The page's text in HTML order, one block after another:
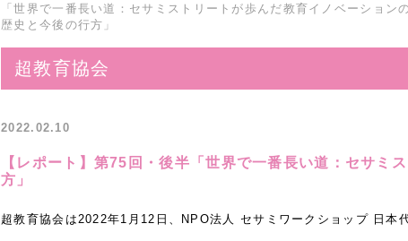
「世界で一番長い道：セサミストリートが歩んだ教育イノベーション
歴史と今後の行方」
超教育協会
2022.02.10
【レポート】第75回・後半「世界で一番長い道：セサミ
方」
超教育協会は2022年1月12日、NPO法人 セサミワークショップ 日本